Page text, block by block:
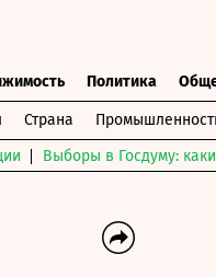
Политика
Страна
Выборы в Госдуму: